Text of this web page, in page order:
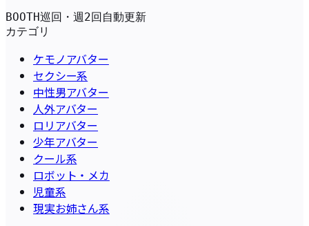
BOOTH巡回・週2回自動更新
カテゴリ
ケモノアバター
セクシー系
中性男アバター
人外アバター
ロリアバター
少年アバター
クール系
ロボット・メカ
児童系
現実お姉さん系